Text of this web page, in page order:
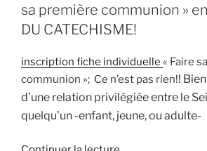
sa première communion »
DU CATECHISME!
inscription fiche individuelle « Faire
communion »; Ce n’est pas rien!!
d’une relation privilégiée entre le
quelqu’un -enfant, jeune, ou adulte-